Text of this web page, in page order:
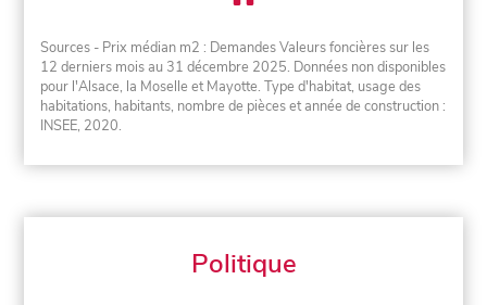
Sources - Prix médian m2 : Demandes Valeurs foncières sur les
12 derniers mois au 31 décembre 2025. Données non disponibles
pour l'Alsace, la Moselle et Mayotte. Type d'habitat, usage des
habitations, habitants, nombre de pièces et année de construction :
INSEE, 2020.
Politique